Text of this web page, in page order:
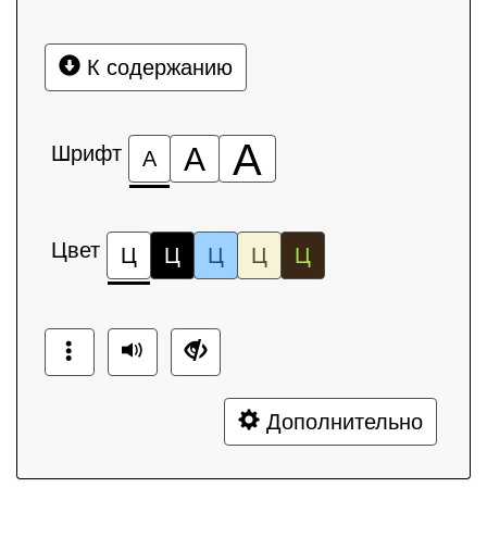
К содержанию
Шрифт А А А
Цвет Ц Ц Ц Ц Ц
Дополнительно